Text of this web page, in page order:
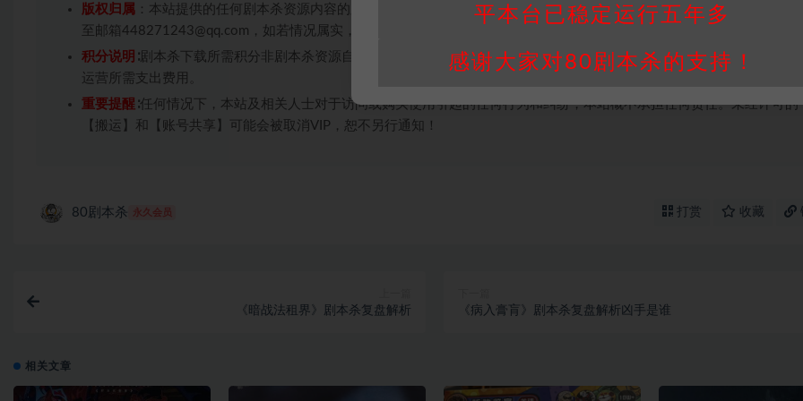
版权归属 ：本站提供的任何剧本杀资源内容的版权均属于机关版权或权利人。如有侵权，请发邮件通知并提供相关证实资料
至邮箱448271243@qq.com，如若情况属实，我们将会在三天内下架相关剧本攻略。
积分说明 ∶剧本杀下载所需积分非剧本杀资源自身价值，本站积分为本站收取的赞助费，用于本站整理资料的时间成本及网
运营所需支出费用。
重要提醒 ∶任何情况下，本站及相关人士对于访问或购买使用引起的任何行为和纠纷，本站概不承担任何责任。未经许可的
【搬运】和【账号共享】可能会被取消VIP，恕不另行通知！
80剧本杀 永久会员 打赏 收藏
《暗战法租界》剧本杀复盘解析 《病入膏肓》剧本杀复盘解析凶手是谁
相关文章
平本台已稳定运行五年多
感谢大家对80剧本杀的支持！